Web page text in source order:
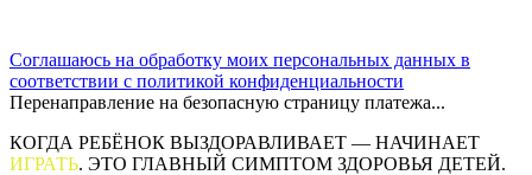
Соглашаюсь на обработку моих персональных данных в
соответствии с политикой конфиденциальности
Перенаправление на безопасную страницу платежа...
КОГДА РЕБЁНОК ВЫЗДОРАВЛИВАЕТ — НАЧИНАЕТ
ИГРАТЬ. ЭТО ГЛАВНЫЙ СИМПТОМ ЗДОРОВЬЯ ДЕТЕЙ.